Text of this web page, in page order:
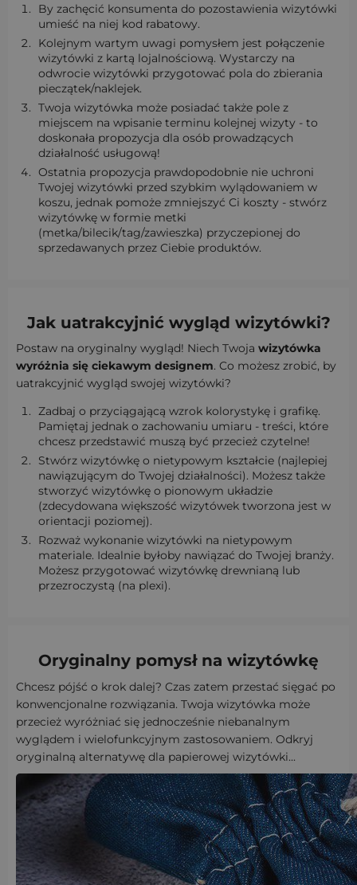
By zachęcić konsumenta do pozostawienia wizytówki
umieść na niej kod rabatowy.
Kolejnym wartym uwagi pomysłem jest połączenie
wizytówki z kartą lojalnościową. Wystarczy na
odwrocie wizytówki przygotować pola do zbierania
pieczątek/naklejek.
Twoja wizytówka może posiadać także pole z
miejscem na wpisanie terminu kolejnej wizyty - to
doskonała propozycja dla osób prowadzących
działalność usługową!
Ostatnia propozycja prawdopodobnie nie uchroni
Twojej wizytówki przed szybkim wylądowaniem w
koszu, jednak pomoże zmniejszyć Ci koszty - stwórz
wizytówkę w formie metki
(metka/bilecik/tag/zawieszka) przyczepionej do
sprzedawanych przez Ciebie produktów.
Jak uatrakcyjnić wygląd wizytówki?
Postaw na oryginalny wygląd! Niech Twoja wizytówka
wyróżnia się ciekawym designem. Co możesz zrobić, by
uatrakcyjnić wygląd swojej wizytówki?
Zadbaj o przyciągającą wzrok kolorystykę i grafikę.
Pamiętaj jednak o zachowaniu umiaru - treści, które
chcesz przedstawić muszą być przecież czytelne!
Stwórz wizytówkę o nietypowym kształcie (najlepiej
nawiązującym do Twojej działalności). Możesz także
stworzyć wizytówkę o pionowym układzie
(zdecydowana większość wizytówek tworzona jest w
orientacji poziomej).
Rozważ wykonanie wizytówki na nietypowym
materiale. Idealnie byłoby nawiązać do Twojej branży.
Możesz przygotować wizytówkę drewnianą lub
przezroczystą (na plexi).
Oryginalny pomysł na wizytówkę
Chcesz pójść o krok dalej? Czas zatem przestać sięgać po
konwencjonalne rozwiązania. Twoja wizytówka może
przecież wyróżniać się jednocześnie niebanalnym
wyglądem i wielofunkcyjnym zastosowaniem. Odkryj
oryginalną alternatywę dla papierowej wizytówki...